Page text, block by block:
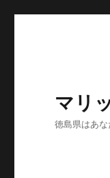
マリ
徳島県はあ